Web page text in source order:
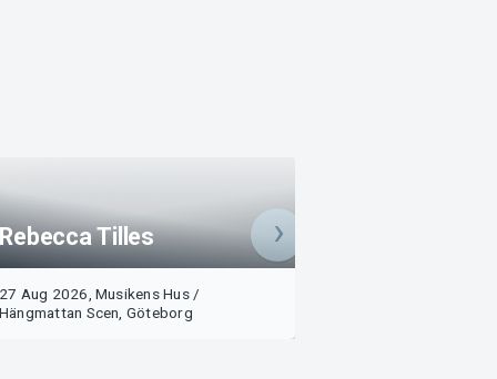
Tilles
27 Aug 2026, Musikens Hus /
Hängmattan Scen, Göteborg